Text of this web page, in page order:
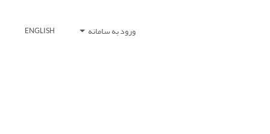
ورود به سامانه ENGLISH